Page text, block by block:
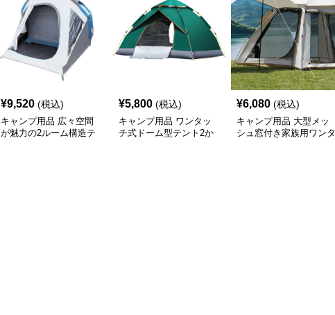
¥9,520 (税込)
キャンプ用品 広々空間
が魅力の2ルーム構造テ
¥5,800 (税込)
キャンプ用品 ワンタッ
チ式ドーム型テント2か
¥6,080 (税込)
キャンプ用品 大型メッ
シュ窓付き家族用ワンタ